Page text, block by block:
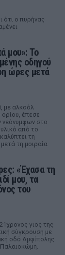
ότι ο πυρήνας
μου»: Το
οδηγού
ώρες μετά
με αλκοόλ
ορίου, έπεσε
στο
από το
τη
τη μοιραία
«Έχασα τη
μου, τα
του
γιος της
σύγκρουση με
οδό Αμφίπολης